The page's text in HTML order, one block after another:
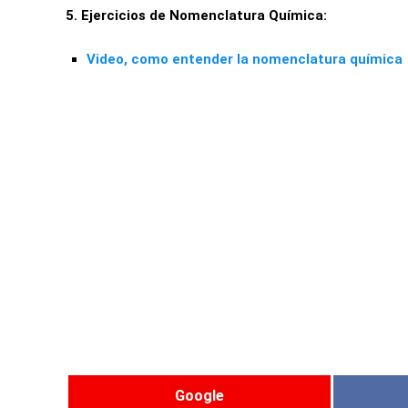
5. Ejercicios de Nomenclatura Química:
Video, como entender la nomenclatura química
Google